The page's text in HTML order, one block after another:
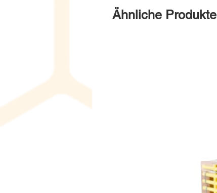
Ähnliche Produkte